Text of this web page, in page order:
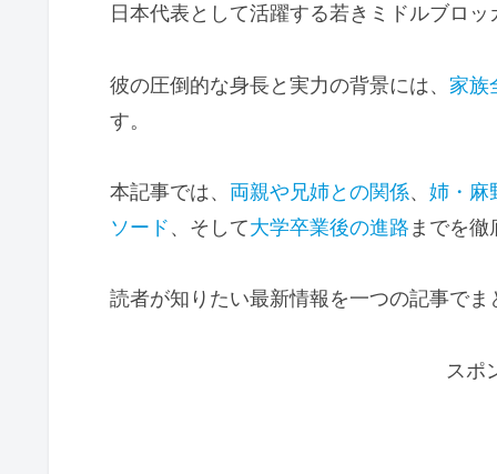
日本代表として活躍する若きミドルブロッ
彼の圧倒的な身長と実力の背景には、 家族
す。
本記事では、 両親や兄姉との関係、 姉・麻
ソード、そして大学卒業後の進路 までを徹
読者が知りたい最新情報を一つの記事で
スポ